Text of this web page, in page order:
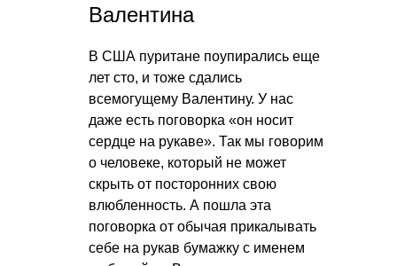
Валентина
В США пуритане поупирались еще
лет сто, и тоже сдались
всемогущему Валентину. У нас
даже есть поговорка «он носит
сердце на рукаве». Так мы говорим
о человеке, который не может
скрыть от посторонних свою
влюбленность. А пошла эта
поговорка от обычая прикалывать
себе на рукав бумажку с именем